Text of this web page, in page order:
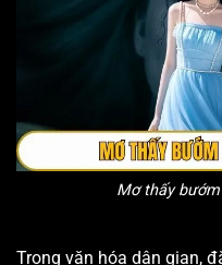
Mơ thấy
Trong văn hóa dân gian,